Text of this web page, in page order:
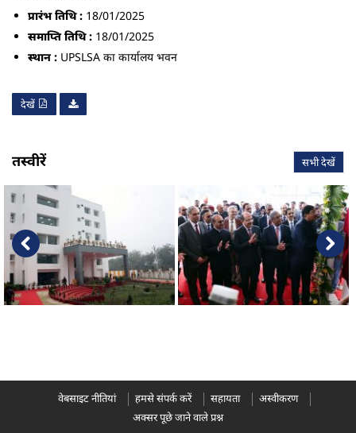
प्रारंभ तिथि : 18/01/2025
समाप्ति तिथि : 18/01/2025
स्थान : UPSLSA का कार्यालय भवन
देखें
तस्वीरें सभी देखें
वेबसाइट नीतियां हमसे संपर्क करें सहायता
अस्वीकरण
अक्सर पूछे जाने वाले प्रश्न